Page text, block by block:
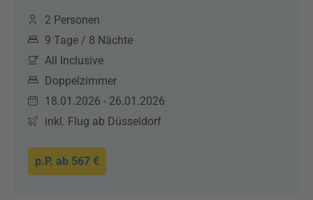
2 Personen
9 Tage / 8 Nächte
All Inclusive
Doppelzimmer
18.01.2026 - 26.01.2026
inkl. Flug ab Düsseldorf
p.P. ab 567 €